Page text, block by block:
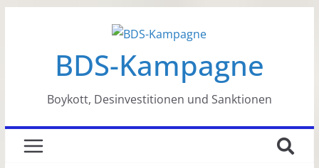
BDS-Kampagne
Boykott, Desinvestitionen und Sanktionen